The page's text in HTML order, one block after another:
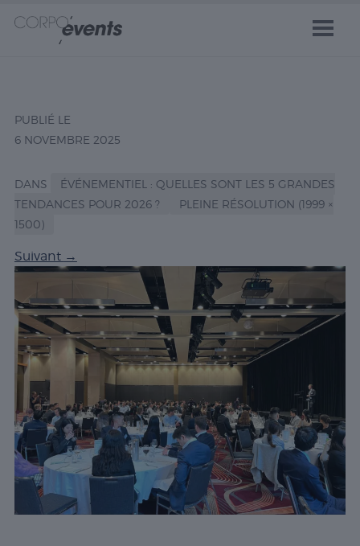
PUBLIÉ LE
6 NOVEMBRE 2025
DANS
ÉVÉNEMENTIEL : QUELLES SONT LES 5 GRANDES
TENDANCES POUR 2026 ?
PLEINE RÉSOLUTION (1999 ×
1500)
Suivant →